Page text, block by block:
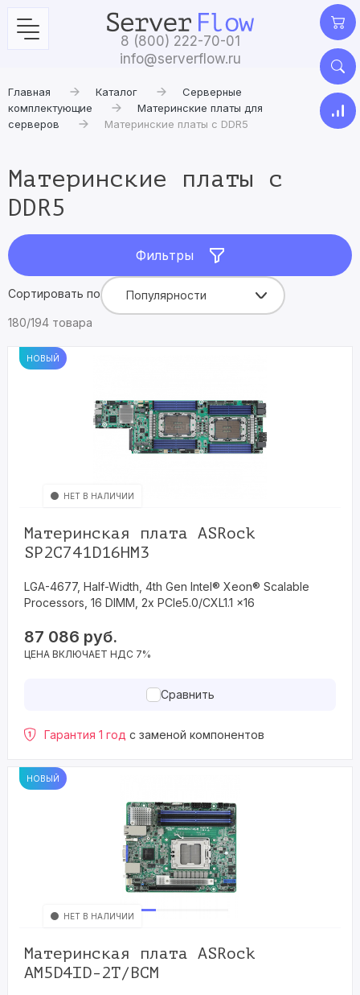
8 (800) 222-70-01
info@serverflow.ru
Главная Каталог
Серверные
комплектующие
Материнские платы для
серверов
Материнские платы c DDR5
Материнские платы c
DDR5
Фильтры
Сортировать по
Популярности
180/194 товара
НОВЫЙ
НЕТ В НАЛИЧИИ
Материнская плата ASRock
SP2C741D16HM3
LGA-4677, Half-Width, 4th Gen Intel® Xeon® Scalable
Processors, 16 DIMM, 2x PCIe5.0/CXL1.1 x16
87 086 руб.
ЦЕНА ВКЛЮЧАЕТ НДС 7%
Сравнить
Гарантия 1 год с заменой компонентов
НОВЫЙ
НЕТ В НАЛИЧИИ
Материнская плата ASRock
AM5D4ID-2T/BCM